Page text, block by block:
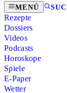
MENÜ
Rezepte
Dossiers
Videos
Podcasts
Horoskope
Spiele
E-Paper
Wetter